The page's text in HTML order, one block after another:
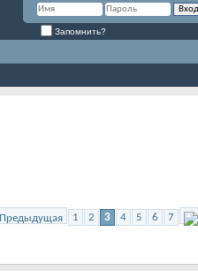
Запомнить?
1 2 3 4 5 6 7